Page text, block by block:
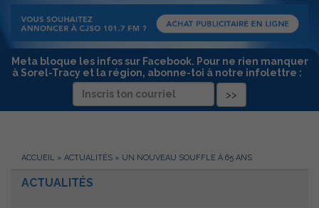
:
Meta bloque les infos sur Facebook. Pour ne rien manquer
à Sorel-Tracy et la région, abonne-toi à notre infolettre :
ACCUEIL » ACTUALITÉS » UN NOUVEAU SOUFFLE À 65 ANS
ACTUALITÉS